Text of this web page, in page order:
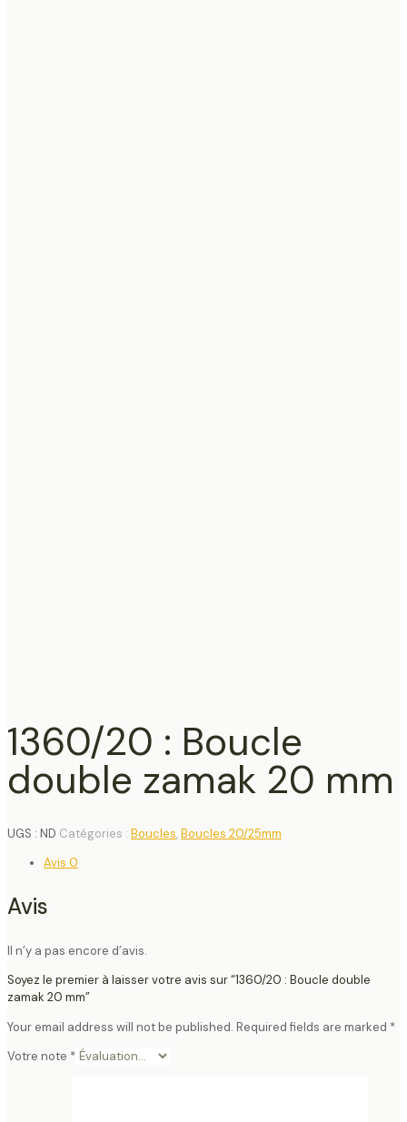
1360/20 : Boucle
double zamak 20 mm
UGS : ND Catégories : Boucles,Boucles 20/25mm
Avis 0
Avis
Il n’y a pas encore d’avis.
Soyez le premier à laisser votre avis sur “1360/20 : Boucle double
zamak 20 mm”
Your email address will not be published. Required fields are marked *
Votre note *